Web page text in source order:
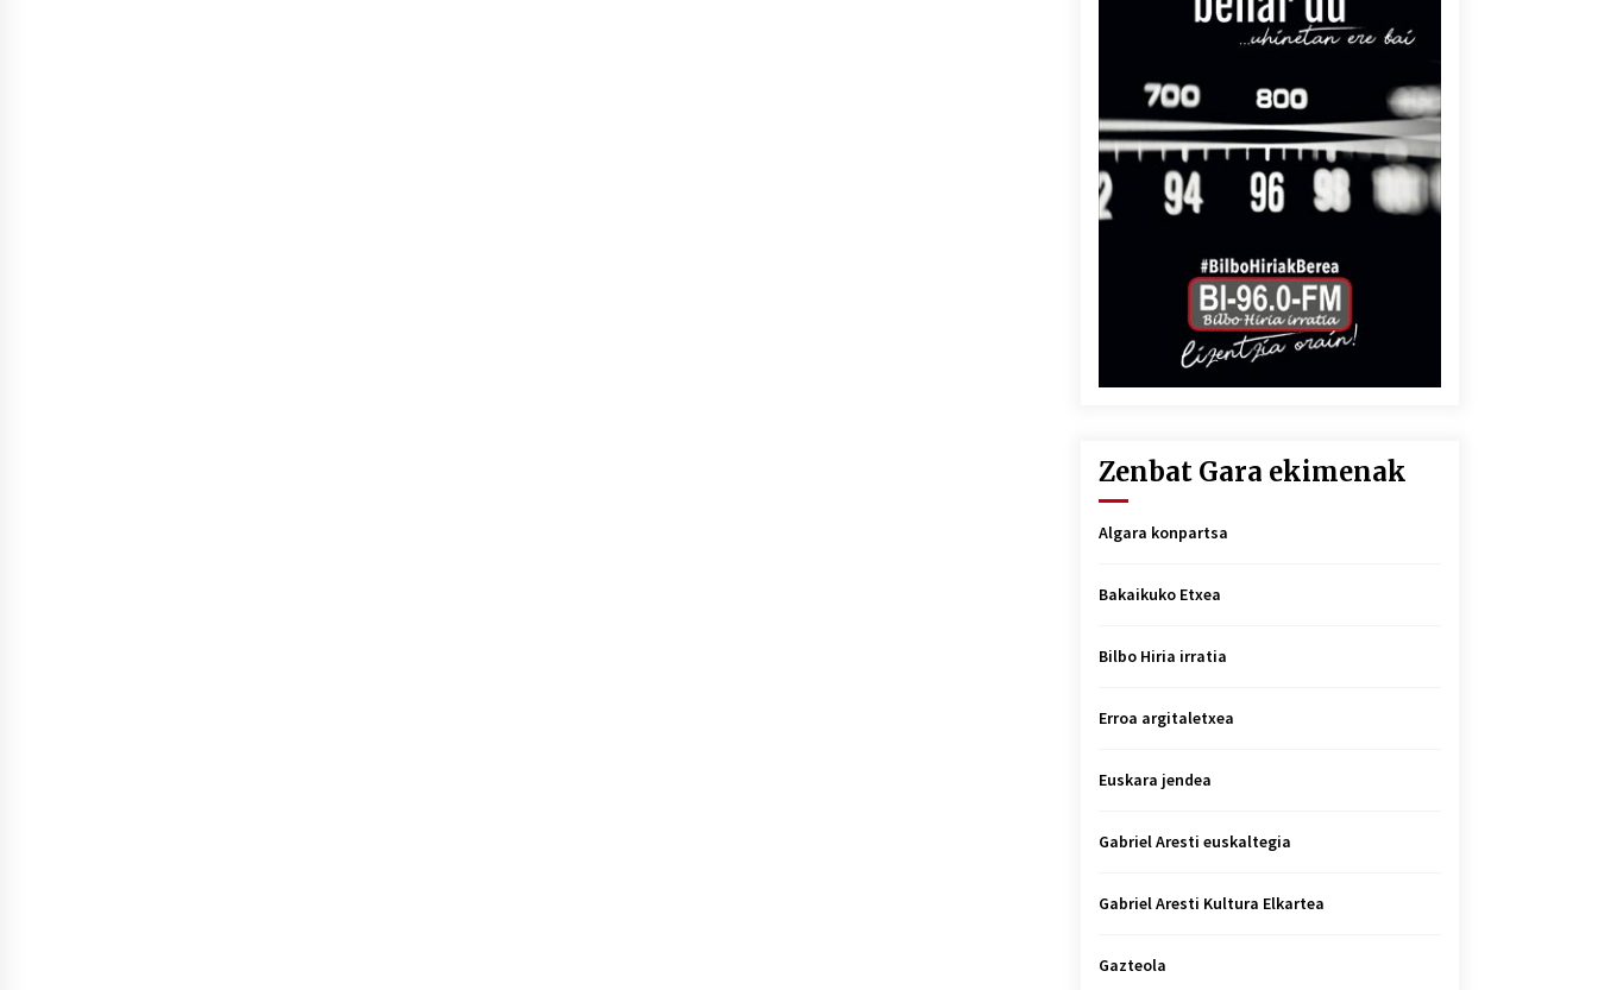
Zenbat Gara ekimenak
Algara konpartsa
Bakaikuko Etxea
Bilbo Hiria irratia
Erroa argitaletxea
Euskara jendea
Gabriel Aresti euskaltegia
Gabriel Aresti Kultura Elkartea
Gazteola